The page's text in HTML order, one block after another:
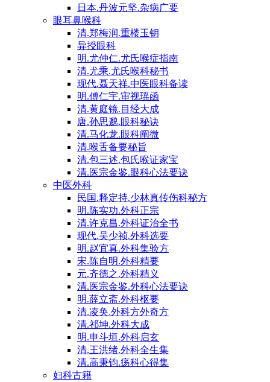
日本.丹波元坚.杂病广要
眼耳鼻喉科
清.郑梅润.重楼玉钥
异授眼科
明.尤仲仁.尤氏喉症指南
清.尤乘.尤氏喉科秘书
现代.聂天祥.中医眼科备读
明.傅仁宇.审视瑶函
清.黄庭镜.目经大成
唐.孙思邈.眼科秘诀
清.马化龙.眼科阐微
清.喉舌备要秘旨
清.包三述.包氏喉证家宝
清.医宗金鉴.眼科心法要诀
中医外科
民国.释定持.少林真传伤科秘方
明.陈实功.外科正宗
清.许克昌.外科证治全书
现代.吴少祯.外科选要
明.赵宜真.外科集验方
宋.陈自明.外科精要
元.齐德之.外科精义
清.医宗金鉴.外科心法要诀
明.薛立斋.外科枢要
清.凌奂.外科方外奇方
清.祁坤.外科大成
明.申斗垣.外科启玄
清.王洪绪.外科全生集
清.高秉钧.疡科心得集
妇科古籍